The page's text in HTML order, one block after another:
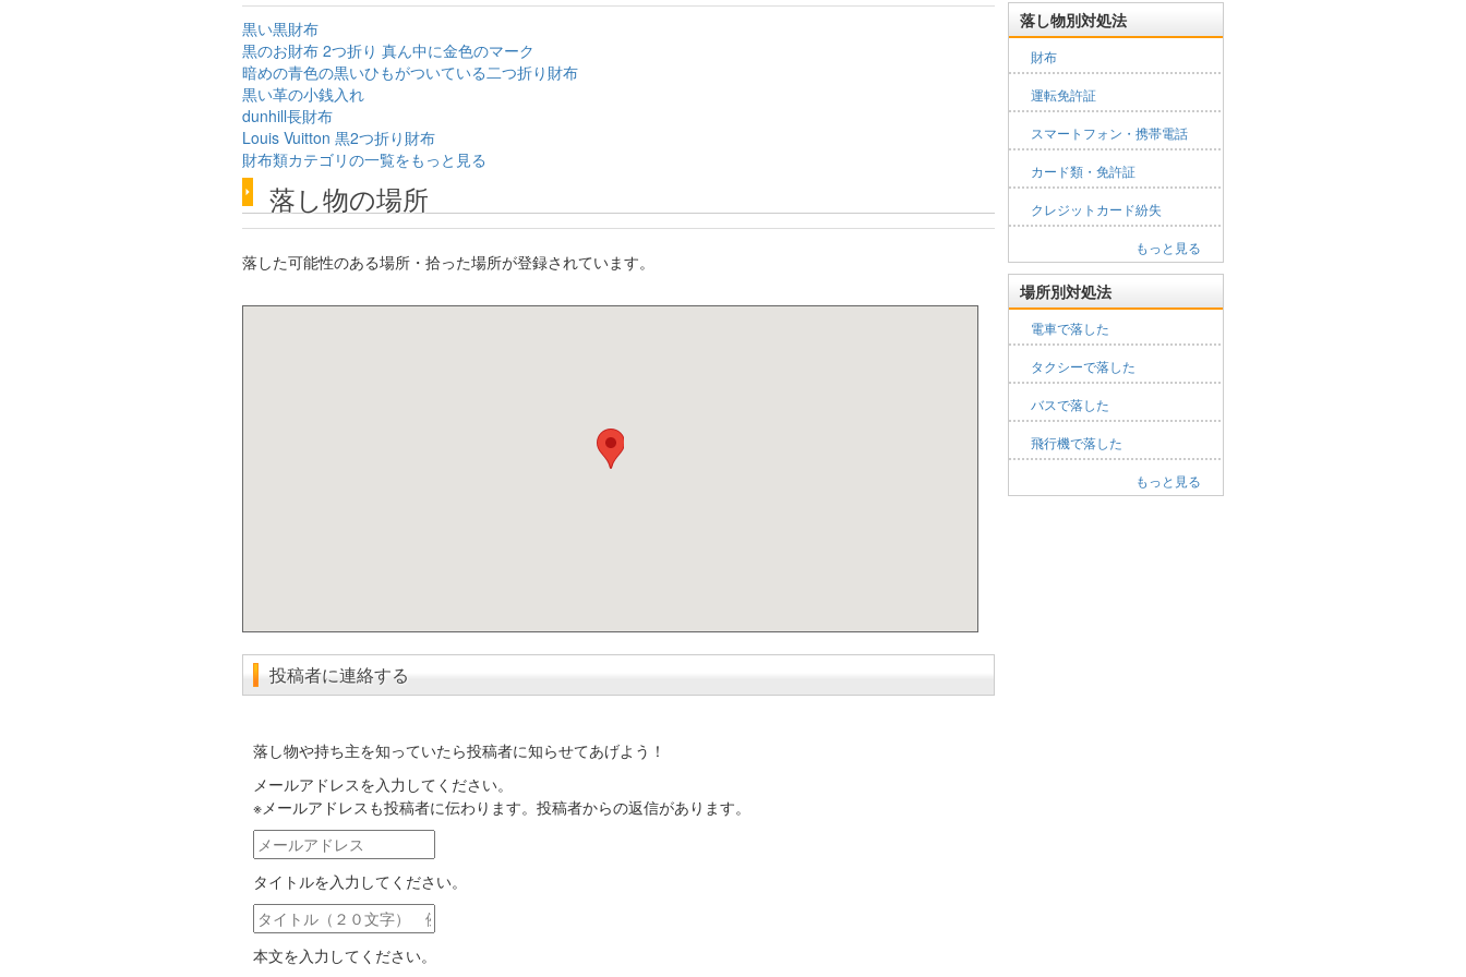
落し物別対処法
財布
運転免許証
スマートフォン・携帯電話
カード類・免許証
クレジットカード紛失
もっと見る
場所別対処法
電車で落した
タクシーで落した
バスで落した
飛行機で落した
もっと見る
黒い黒財布
黒のお財布 2つ折り 真ん中に金色のマーク
暗めの青色の黒いひもがついている二つ折り財布
黒い革の小銭入れ
dunhill長財布
Louis Vuitton 黒2つ折り財布
財布類カテゴリの一覧をもっと見る
落し物の場所
落した可能性のある場所・拾った場所が登録されています。
投稿者に連絡する
落し物や持ち主を知っていたら投稿者に知らせてあげよう！
メールアドレスを入力してください。
※メールアドレスも投稿者に伝わります。投稿者からの返信があります。
メ
ー
ル
ア
ド
レ
タイトルを入力してください。
タ
イ
ト
本文を入力してください。